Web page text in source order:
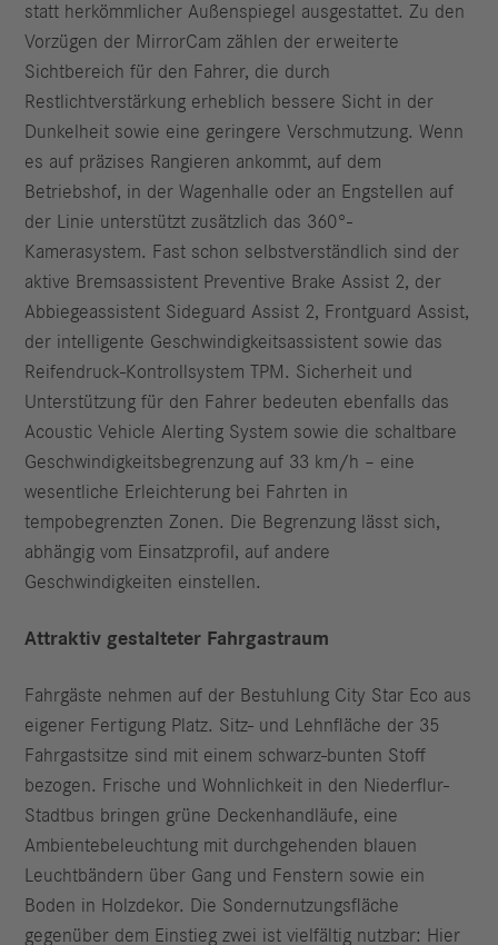
statt herkömmlicher Außenspiegel ausgestattet. Zu den
Vorzügen der MirrorCam zählen der erweiterte
Sichtbereich für den Fahrer, die durch
Restlichtverstärkung erheblich bessere Sicht in der
Dunkelheit sowie eine geringere Verschmutzung. Wenn
es auf präzises Rangieren ankommt, auf dem
Betriebshof, in der Wagenhalle oder an Engstellen auf
der Linie unterstützt zusätzlich das 360°-
Kamerasystem. Fast schon selbstverständlich sind der
aktive Bremsassistent Preventive Brake Assist 2, der
Abbiegeassistent Sideguard Assist 2, Frontguard Assist,
der intelligente Geschwindigkeitsassistent sowie das
Reifendruck‑Kontrollsystem TPM. Sicherheit und
Unterstützung für den Fahrer bedeuten ebenfalls das
Acoustic Vehicle Alerting System sowie die schaltbare
Geschwindigkeitsbegrenzung auf 33 km/h – eine
wesentliche Erleichterung bei Fahrten in
tempobegrenzten Zonen. Die Begrenzung lässt sich,
abhängig vom Einsatzprofil, auf andere
Geschwindigkeiten einstellen.
Attraktiv gestalteter Fahrgastraum
Fahrgäste nehmen auf der Bestuhlung City Star Eco aus
eigener Fertigung Platz. Sitz- und Lehnfläche der 35
Fahrgastsitze sind mit einem schwarz-bunten Stoff
bezogen. Frische und Wohnlichkeit in den Niederflur-
Stadtbus bringen grüne Deckenhandläufe, eine
Ambientebeleuchtung mit durchgehenden blauen
Leuchtbändern über Gang und Fenstern sowie ein
Boden in Holzdekor. Die Sondernutzungsfläche
gegenüber dem Einstieg zwei ist vielfältig nutzbar: Hier